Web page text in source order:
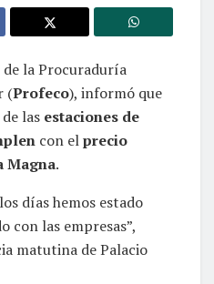
la Procuraduría
(Profeco), informó que
las estaciones de
con elprecio
Magna.
días hemos estado
con las empresas”,
matutina de Palacio